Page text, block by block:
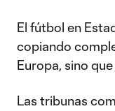
El fútbol en
copiando
Europa, sino
Las tribunas